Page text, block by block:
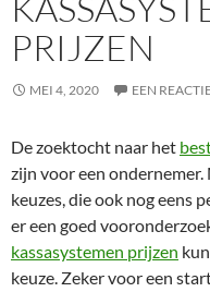
PRIJZEN
MEI 4, 2020 EEN
De zoektocht naar het
zijn voor een
keuzes, die ook nog eens
er een goed
kassasystemen prijzen
keuze. Zeker voor een